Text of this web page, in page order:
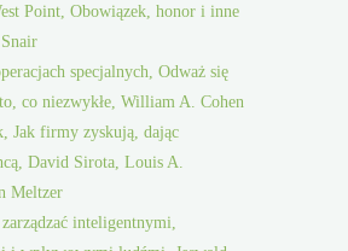
Point, Obowiązek, honor i inne
specjalnych, Odważ się
co niezwykłe, William A. Cohen
Jak firmy zyskują, dając
David Sirota, Louis A.
Meltzer
inteligentnymi,